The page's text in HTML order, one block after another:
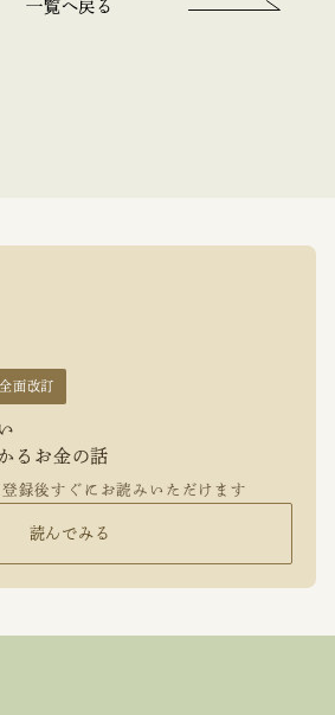
一覧へ戻る
面改訂
るお金の話
録後すぐにお読みいただけます
読んでみる